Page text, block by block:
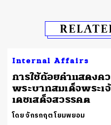
Internal Affairs
การใช้ถ้อยคำแสดงค
พระบาทสมเด็จพระ
เดชเสด็จสวรรคต
โดย จักรกฤต โยมพยอม